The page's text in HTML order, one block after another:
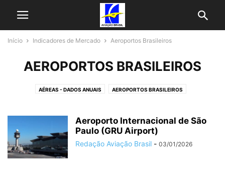
Início Indicadores de Mercado Aeroportos Brasileiros
AEROPORTOS BRASILEIROS
AÉREAS - DADOS ANUAIS AEROPORTOS BRASILEIROS
INDICADORES - AEROPORTOS
INDICADORES - PASSAGEIROS VOOS INTERNACIONAIS BRASIL
Aeroporto Internacional de São
Paulo (GRU Airport)
Redação Aviação Brasil - 03/01/2026